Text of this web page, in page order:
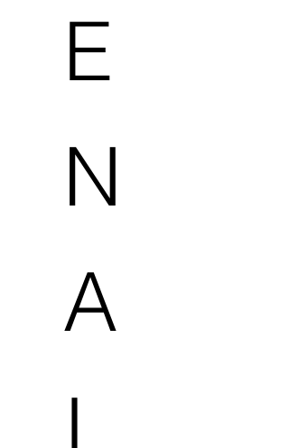
E
N
A
I